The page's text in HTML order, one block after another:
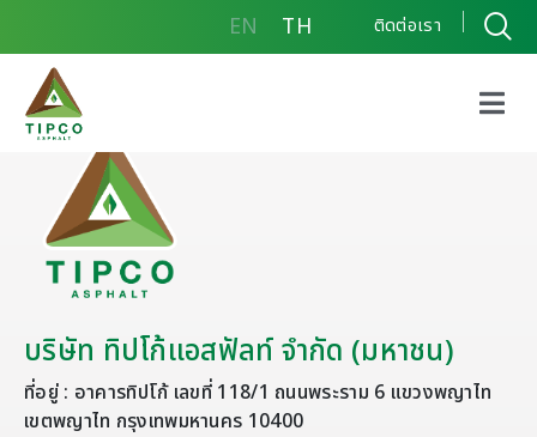
EN TH ติดต่อเรา
บริษัท ทิปโก้แอสฟัลท์ จำกัด (มหาชน)
ที่อยู่ : อาคารทิปโก้ เลขที่ 118/1 ถนนพระราม 6 แขวงพญาไท
เขตพญาไท กรุงเทพมหานคร 10400